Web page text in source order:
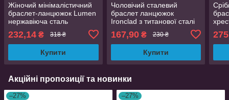
Жіночий мінімалістичний
браслет-ланцюжок Lumen
нержавіюча сталь
золотистий ширина 2 мм
довжина 15.5+6 см
232,14 ₴ 318 ₴
Купити
Чоловічий сталевий
браслет ланцюжок
Ironclad з титанової сталі
сріблястий ширина 7 мм
довжина 21 см
167,90₴ 230 ₴
Купити
Акційні пропозиції та новинки
–27% –27%